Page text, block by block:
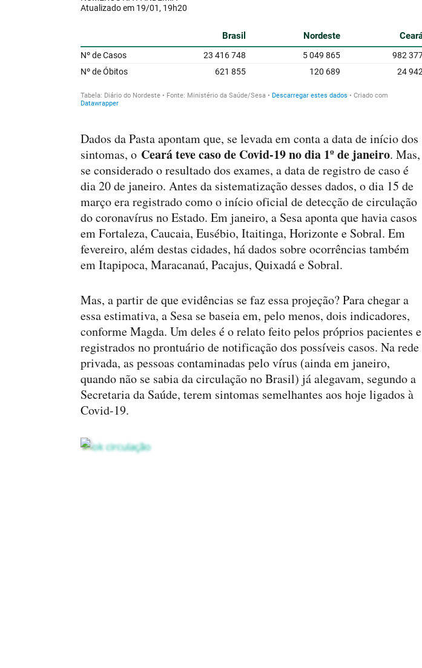
Dados da Pasta apontam que, se levada em conta a data de início dos
sintomas, o Ceará teve caso de Covid-19 no dia 1º de janeiro. Mas,
se considerado o resultado dos exames, a data de registro de caso é
dia 20 de janeiro. Antes da sistematização desses dados, o dia 15 de
março era registrado como o início oficial de detecção de circulação
do coronavírus no Estado. Em janeiro, a Sesa aponta que havia casos
em Fortaleza, Caucaia, Eusébio, Itaitinga, Horizonte e Sobral. Em
fevereiro, além destas cidades, há dados sobre ocorrências também
em Itapipoca, Maracanaú, Pacajus, Quixadá e Sobral.
Mas, a partir de que evidências se faz essa projeção? Para chegar a
essa estimativa, a Sesa se baseia em, pelo menos, dois indicadores,
conforme Magda. Um deles é o relato feito pelos próprios pacientes e
registrados no prontuário de notificação dos possíveis casos. Na rede
privada, as pessoas contaminadas pelo vírus (ainda em janeiro,
quando não se sabia da circulação no Brasil) já alegavam, segundo a
Secretaria da Saúde, terem sintomas semelhantes aos hoje ligados à
Covid-19.